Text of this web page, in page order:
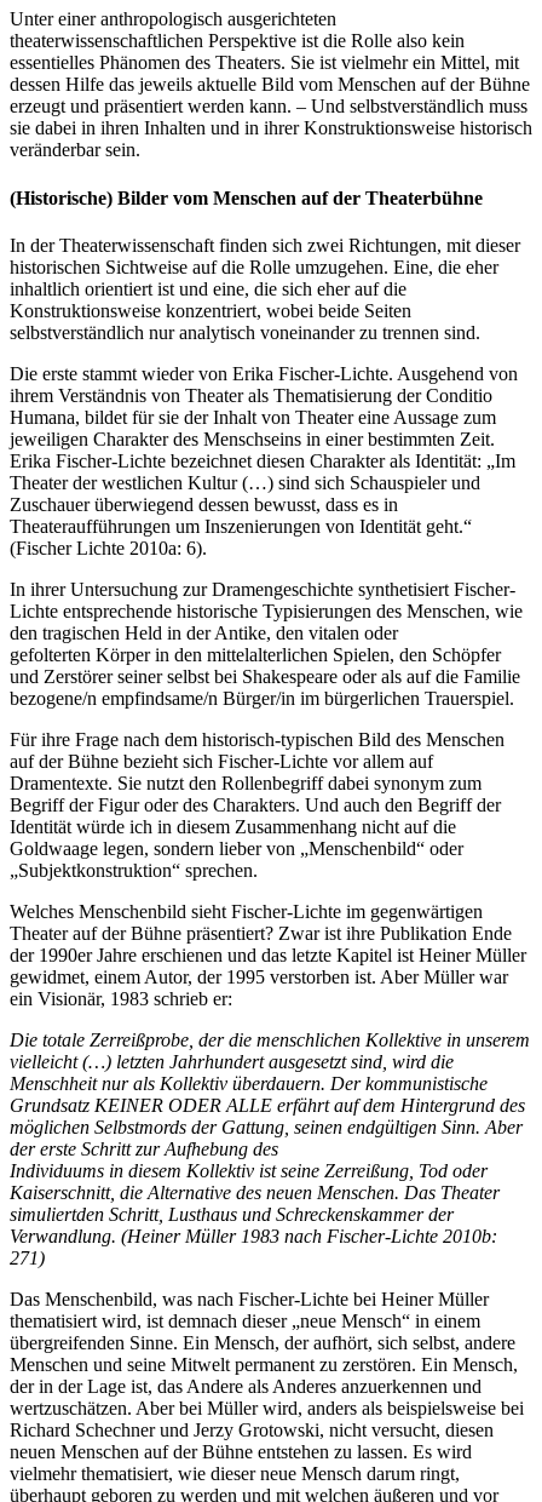
Unter einer anthropologisch ausgerichteten
theaterwissenschaftlichen Perspektive ist die Rolle also kein
essentielles Phänomen des Theaters. Sie ist vielmehr ein Mittel, mit
dessen Hilfe das jeweils aktuelle Bild vom Menschen auf der Bühne
erzeugt und präsentiert werden kann. – Und selbstverständlich muss
sie dabei in ihren Inhalten und in ihrer Konstruktionsweise historisch
veränderbar sein.
(Historische) Bilder vom Menschen auf der Theaterbühne
In der Theaterwissenschaft finden sich zwei Richtungen, mit dieser
historischen Sichtweise auf die Rolle umzugehen. Eine, die eher
inhaltlich orientiert ist und eine, die sich eher auf die
Konstruktionsweise konzentriert, wobei beide Seiten
selbstverständlich nur analytisch voneinander zu trennen sind.
Die erste stammt wieder von Erika Fischer-Lichte. Ausgehend von
ihrem Verständnis von Theater als Thematisierung der Conditio
Humana, bildet für sie der Inhalt von Theater eine Aussage zum
jeweiligen Charakter des Menschseins in einer bestimmten Zeit.
Erika Fischer-Lichte bezeichnet diesen Charakter als Identität: „Im
Theater der westlichen Kultur (…) sind sich Schauspieler und
Zuschauer überwiegend dessen bewusst, dass es in
Theateraufführungen um Inszenierungen von Identität geht.“
(Fischer Lichte 2010a: 6).
In ihrer Untersuchung zur Dramengeschichte synthetisiert Fischer-
Lichte entsprechende historische Typisierungen des Menschen, wie
den tragischen Held in der Antike, den vitalen oder
gefolterten Körper in den mittelalterlichen Spielen, den Schöpfer
und Zerstörer seiner selbst bei Shakespeare oder als auf die Familie
bezogene/n empfindsame/n Bürger/in im bürgerlichen Trauerspiel.
Für ihre Frage nach dem historisch-typischen Bild des Menschen
auf der Bühne bezieht sich Fischer-Lichte vor allem auf
Dramentexte. Sie nutzt den Rollenbegriff dabei synonym zum
Begriff der Figur oder des Charakters. Und auch den Begriff der
Identität würde ich in diesem Zusammenhang nicht auf die
Goldwaage legen, sondern lieber von „Menschenbild“ oder
„Subjektkonstruktion“ sprechen.
Welches Menschenbild sieht Fischer-Lichte im gegenwärtigen
Theater auf der Bühne präsentiert? Zwar ist ihre Publikation Ende
der 1990er Jahre erschienen und das letzte Kapitel ist Heiner Müller
gewidmet, einem Autor, der 1995 verstorben ist. Aber Müller war
ein Visionär, 1983 schrieb er:
Die totale Zerreißprobe, der die menschlichen Kollektive in unserem
vielleicht (…) letzten Jahrhundert ausgesetzt sind, wird die
Menschheit nur als Kollektiv überdauern. Der kommunistische
Grundsatz KEINER ODER ALLE erfährt auf dem Hintergrund des
möglichen Selbstmords der Gattung, seinen endgültigen Sinn. Aber
der erste Schritt zur Aufhebung des
Individuums in diesem Kollektiv ist seine Zerreißung, Tod oder
Kaiserschnitt, die Alternative des neuen Menschen. Das Theater
simuliertden Schritt, Lusthaus und Schreckenskammer der
Verwandlung. (Heiner Müller 1983 nach Fischer-Lichte 2010b:
271)
Das Menschenbild, was nach Fischer-Lichte bei Heiner Müller
thematisiert wird, ist demnach dieser „neue Mensch“ in einem
übergreifenden Sinne. Ein Mensch, der aufhört, sich selbst, andere
Menschen und seine Mitwelt permanent zu zerstören. Ein Mensch,
der in der Lage ist, das Andere als Anderes anzuerkennen und
wertzuschätzen. Aber bei Müller wird, anders als beispielsweise bei
Richard Schechner und Jerzy Grotowski, nicht versucht, diesen
neuen Menschen auf der Bühne entstehen zu lassen. Es wird
vielmehr thematisiert, wie dieser neue Mensch darum ringt,
überhaupt geboren zu werden und mit welchen äußeren und vor